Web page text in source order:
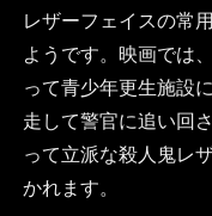
レザーフェイスの常
ようです。映画では
って青少年更生施設
走して警官に追い回
って立派な殺人鬼レ
かれます。